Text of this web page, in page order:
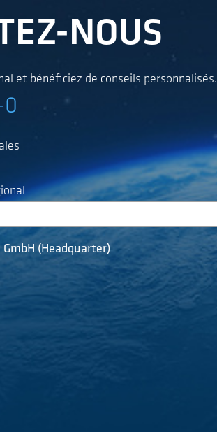
NOUS
et bénéficiez de conseils personnalisés.
0
(Headquarter)